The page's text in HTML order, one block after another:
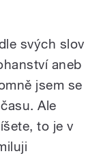
svých slov
aneb
jsem se
Ale
to je v